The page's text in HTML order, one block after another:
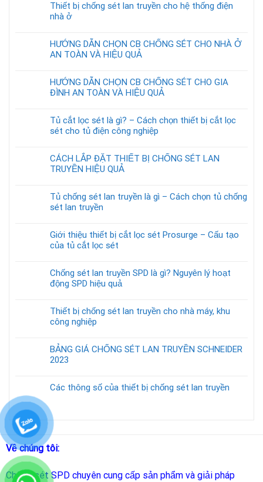
Thiết bị chống sét lan truyền cho hệ thống điện
nhà ở
HƯỚNG DẪN CHỌN CB CHỐNG SÉT CHO NHÀ Ở
AN TOÀN VÀ HIỆU QUẢ
HƯỚNG DẪN CHỌN CB CHỐNG SÉT CHO GIA
ĐÌNH AN TOÀN VÀ HIỆU QUẢ
Tủ cắt lọc sét là gì? – Cách chọn thiết bị cắt lọc
sét cho tủ điện công nghiệp
CÁCH LẮP ĐẶT THIẾT BỊ CHỐNG SÉT LAN
TRUYỀN HIỆU QUẢ
Tủ chống sét lan truyền là gì – Cách chọn tủ chống
sét lan truyền
Giới thiệu thiết bị cắt lọc sét Prosurge – Cấu tạo
của tủ cắt lọc sét
Chống sét lan truyền SPD là gì? Nguyên lý hoạt
động SPD hiệu quả
Thiết bị chống sét lan truyền cho nhà máy, khu
công nghiệp
BẢNG GIÁ CHỐNG SÉT LAN TRUYỀN SCHNEIDER
2023
Các thông số của thiết bị chống sét lan truyền
Về chúng tôi:
Chống sét SPD chuyên cung cấp sản phẩm và giải pháp